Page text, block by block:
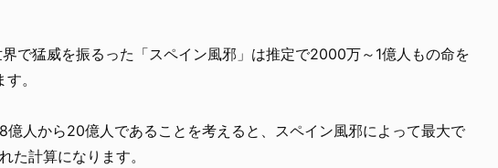
で猛威を振るった「スペイン風邪」は推定で2000万～1億人もの命を
。
億人から20億人であることを考えると、スペイン風邪によって最大で
た計算になります。